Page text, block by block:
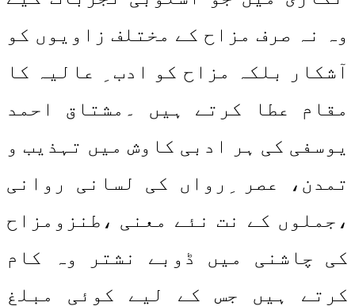
وہ نہ صرف مزاح کے مختلف زاویوں کو
آشکار بلکہ مزاح کو ادب ِ عالیہ کا
مقام عطا کرتے ہیں ۔مشتاق احمد
یوسفی کی ہر ادبی کاوش میں تہذیب و
تمدن، عصر ِرواں کی لسانی روانی
،جملوں کے نت نئے معنی ،طنزومزاح
کی چاشنی میں ڈوبے نشتر وہ کام
کرتے ہیں جس کے لیے کوئی مبلغ